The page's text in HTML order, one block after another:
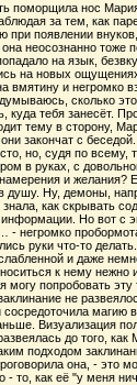
поморщила нос
за тем, как
при появлении внуков,
неосознанно тоже
на язык,
на новых
вмятину и негромко
сколько
куда тебя занесёт.
тему в сторону,
закончат с беседой.
но, судя по всему,
в руках, с
и желания?
Ну, демоны,
как скрывать
Но вот с
- негромко
руки что-то
и даже
к нему нежно
могу попробовать
не
магию
Визуализация
до того, как
подходом
она, - это
- то, как её "у меня